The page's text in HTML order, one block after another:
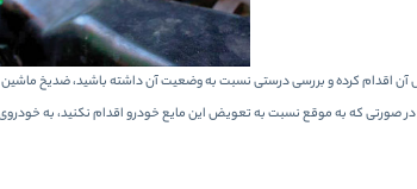
اقدام کرده و بررسی درستی نسبت به وضعیت آن داشته باشید، ضدیخ
که به موقع نسبت به تعویض این مایع خودرو اقدام نکنید، به